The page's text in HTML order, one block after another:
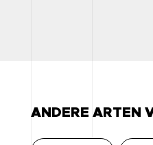
ANDERE ARTEN